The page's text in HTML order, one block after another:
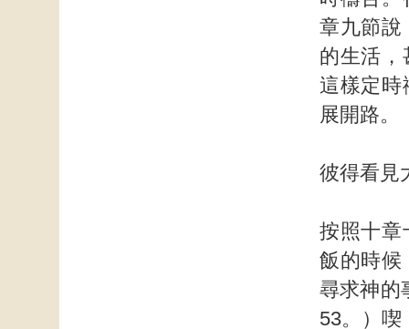
章九節說
的生活，
這樣定時
展開路。
彼得看見
按照十章
飯的時候
尋求神的
53。）喫